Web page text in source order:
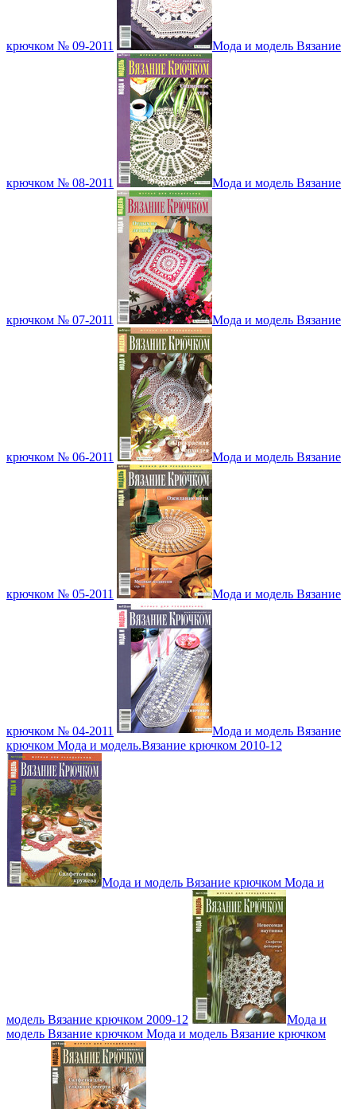
крючком № 09-2011 Мода и модель Вязание
крючком № 08-2011 Мода и модель Вязание
крючком № 07-2011 Мода и модель Вязание
крючком № 06-2011 Мода и модель Вязание
крючком № 05-2011 Мода и модель Вязание
крючком № 04-2011
Мода и модель Вязание
крючком Мода и модель.Вязание крючком 2010-12
Мода и модель Вязание крючком Мода и
модель Вязание крючком 2009-12
Мода и
модель Вязание крючком Мода и модель Вязание крючком